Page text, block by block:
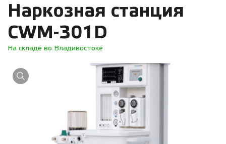
Наркозная станция
CWM-301D
На складе во Владивостоке